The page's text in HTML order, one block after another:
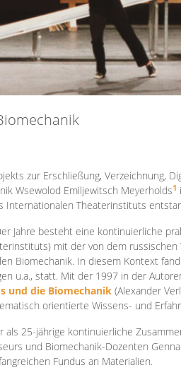
zur Erschließung, Verzeichnung,
Wsewolod Emiljewitsch Meyerholds1
Internationalen Theaterinstituts
Jahre besteht eine kontinuierliche
mit der von dem
Biomechanik. In diesem Kontext
u.a., statt. Mit der 1997 in der
und die Biomechanik (Alexander
orientierte Wissens- und
als 25-jährige kontinuierliche
und Biomechanik-Dozenten
Fundus an Materialien.